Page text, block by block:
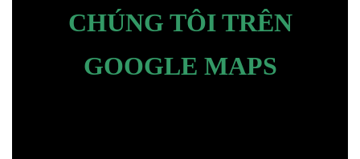
CHÚNG TÔI TRÊN
GOOGLE MAPS